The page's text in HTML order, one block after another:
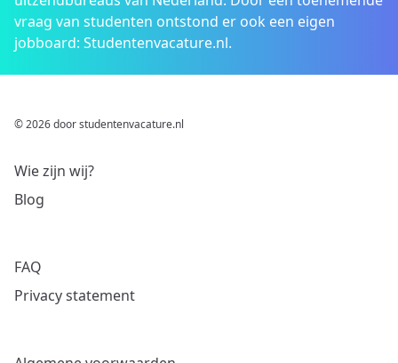
vraag van studenten ontstond er ook een eigen
jobboard: Studentenvacature.nl.
© 2026 door studentenvacature.nl
Wie zijn wij?
Blog
FAQ
Privacy statement